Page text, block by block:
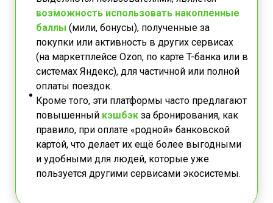
возможность использовать накопленные
баллы (мили, бонусы), полученные за
покупки или активность в других сервисах
(на маркетплейсе Ozon, по карте T-банка или в
системах Яндекс), для частичной или полной
оплаты поездок.
Кроме того, эти платформы часто предлагают
повышенный кэшбэк за бронирования, как
правило, при оплате «родной» банковской
картой, что делает их ещё более выгодными
и удобными для людей, которые уже
пользуется другими сервисами экосистемы.